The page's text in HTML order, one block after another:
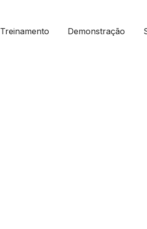
Treinamento Demonstração